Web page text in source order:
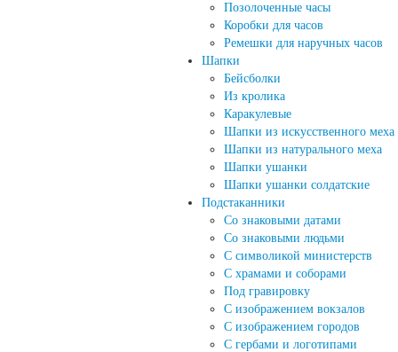
Позолоченные часы
Коробки для часов
Ремешки для наручных часов
Шапки
Бейсболки
Из кролика
Каракулевые
Шапки из искусственного меха
Шапки из натурального меха
Шапки ушанки
Шапки ушанки солдатские
Подстаканники
Со знаковыми датами
Cо знаковыми людьми
C символикой министерств
C храмами и соборами
Под гравировку
С изображением вокзалов
С изображением городов
С гербами и логотипами